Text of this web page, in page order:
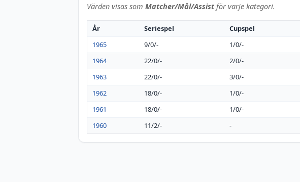
Värden visas som Matcher/Mål/Assist för varje kategori.
År Seriespel Cupspel
1965
9/0/- 1/0/-
1964
22/0/- 2/0/-
1963
22/0/- 3/0/-
1962
18/0/- 1/0/-
1961
18/0/- 1/0/-
1960
11/2/- -